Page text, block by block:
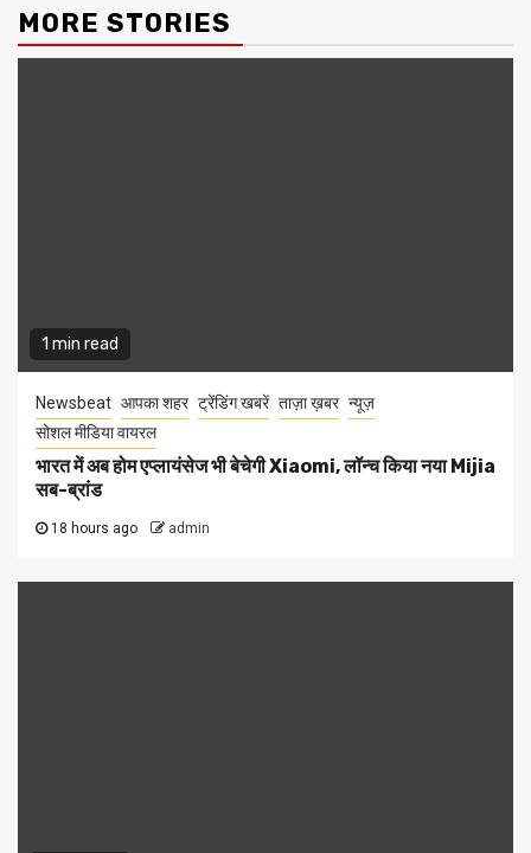
MORE STORIES
1 min read
Newsbeat आपका शहर ट्रेंडिंग खबरें ताज़ा ख़बर न्यूज़
सोशल मीडिया वायरल
भारत में अब होम एप्लायंसेज भी बेचेगी Xiaomi, लॉन्च किया नया Mijia
सब-ब्रांड
18 hours ago admin